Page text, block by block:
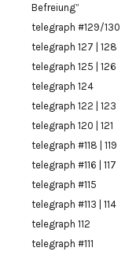
Befreiung”
telegraph #129/130
telegraph 127 | 128
telegraph 125 | 126
telegraph 124
telegraph 122 | 123
telegraph 120 | 121
telegraph #118 | 119
telegraph #116 | 117
telegraph #115
telegraph #113 | 114
telegraph 112
telegraph #111